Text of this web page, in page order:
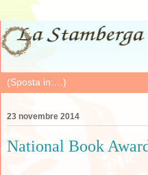
23 novembre 2014
National Book